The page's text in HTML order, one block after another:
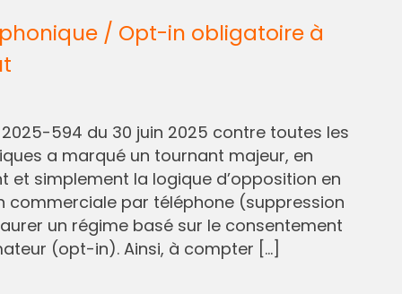
/ Opt-in obligatoire à
2025-594 du 30 juin 2025 contre toutes les
a marqué un tournant majeur, en
et simplement la logique d’opposition en
commerciale par téléphone (suppression
un régime basé sur le consentement
(opt-in). Ainsi, à compter […]